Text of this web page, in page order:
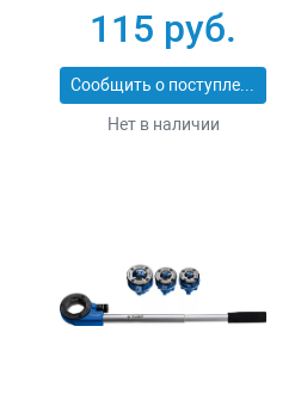
покрытием размер L
Зубр РЕЛЬЕФНЫЕ
11274-L_z01
115 руб.
Сообщить о поступлении
Нет в наличии